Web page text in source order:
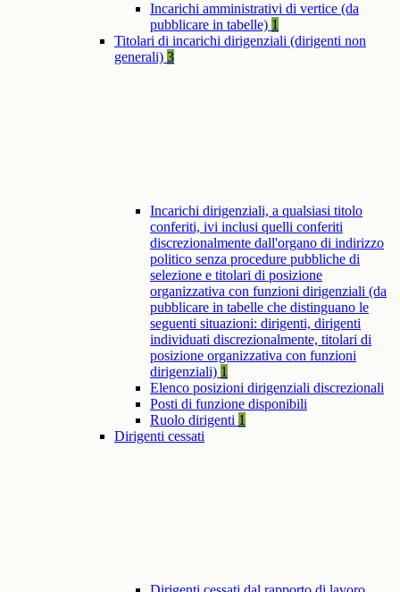
Incarichi amministrativi di vertice (da
pubblicare in tabelle) 1
Titolari di incarichi dirigenziali (dirigenti non
generali) 3
Incarichi dirigenziali, a qualsiasi titolo
conferiti, ivi inclusi quelli conferiti
discrezionalmente dall'organo di indirizzo
politico senza procedure pubbliche di
selezione e titolari di posizione
organizzativa con funzioni dirigenziali (da
pubblicare in tabelle che distinguano le
seguenti situazioni: dirigenti, dirigenti
individuati discrezionalmente, titolari di
posizione organizzativa con funzioni
dirigenziali) 1
Elenco posizioni dirigenziali discrezionali
Posti di funzione disponibili
Ruolo dirigenti 1
Dirigenti cessati